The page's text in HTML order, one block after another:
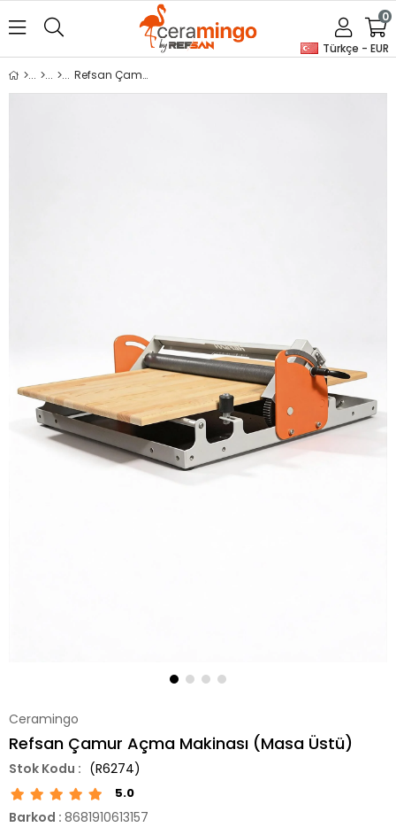
Türkçe - EUR
0
Refsan Çamur Açma Makinası (Masa Üstü)
Ceramingo
Refsan Çamur Açma Makinası (Masa Üstü)
(R6274)
5.0
Barkod : 8681910613157